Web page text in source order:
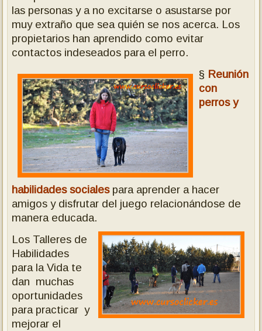
las personas y a no excitarse o asustarse por
muy extraño que sea quién se nos acerca. Los
propietarios han aprendido como evitar
contactos indeseados para el perro.
§ Reunión
con
perros y
habilidades sociales para aprender a hacer
amigos y disfrutar del juego relacionándose de
manera educada.
Los Talleres de
Habilidades
para la Vida te
dan muchas
oportunidades
para practicar y
mejorar el